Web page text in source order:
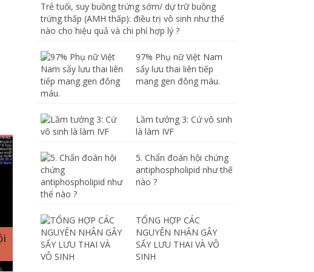
Trẻ tuổi, suy buồng trứng sớm/ dự trữ buồng
trứng thấp (AMH thấp): điều trị vô sinh như thế
nào cho hiệu quả và chi phí hợp lý ?
97% Phụ nữ Việt Nam
sẩy lưu thai liên tiếp
mang gen đông máu.
Lầm tưởng 3: Cứ vô sinh
là làm IVF
5. Chẩn đoán hội chứng
antiphospholipid như thế
nào ?
TỔNG HỢP CÁC
NGUYÊN NHÂN GÂY
SẨY LƯU THAI VÀ VÔ
SINH